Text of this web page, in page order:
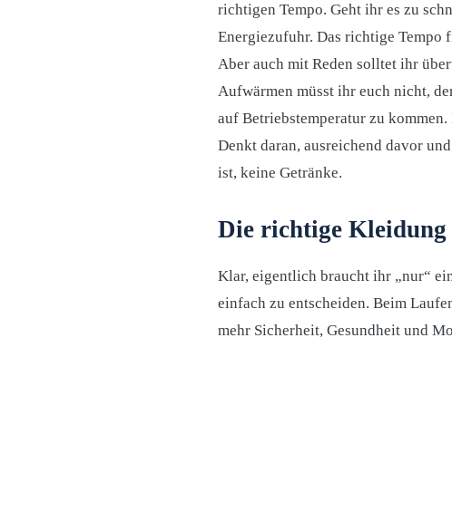
richtigen Tempo. Geht ihr es zu
Energiezufuhr. Das richtige Tempo
Aber auch mit Reden solltet ihr
Aufwärmen müsst ihr euch nicht,
auf Betriebstemperatur zu
Denkt daran, ausreichend davor
ist, keine Getränke.
Die richtige
Klar, eigentlich braucht ihr „nur“
einfach zu entscheiden. Beim
mehr Sicherheit, Gesundheit und